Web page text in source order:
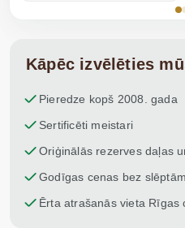
Kāpēc izvēlēties
Pieredze kopš 2008. gada
Sertificēti meistari
Oriģinālās rezerves daļas
Godīgas cenas bez
Ērta atrašanās vieta Rīgas